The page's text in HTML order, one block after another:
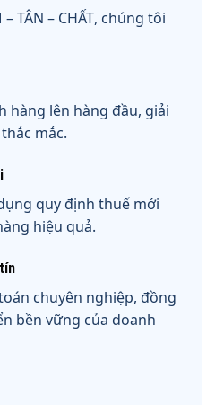
– TÂN – CHẤT, chúng tôi
hàng lên hàng đầu, giải
mắc.
quy định thuế mới
hiệu quả.
chuyên nghiệp, đồng
bền vững của doanh